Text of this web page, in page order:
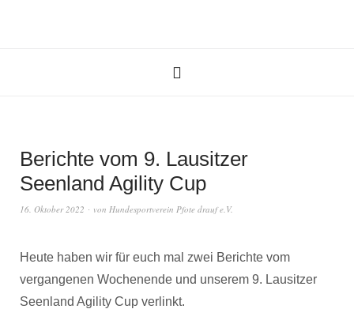
Berichte vom 9. Lausitzer
Seenland Agility Cup
16. Oktober 2022 von Hundesportverein Pfote drauf e.V.
Heute haben wir für euch mal zwei Berichte vom
vergangenen Wochenende und unserem 9. Lausitzer
Seenland Agility Cup verlinkt.